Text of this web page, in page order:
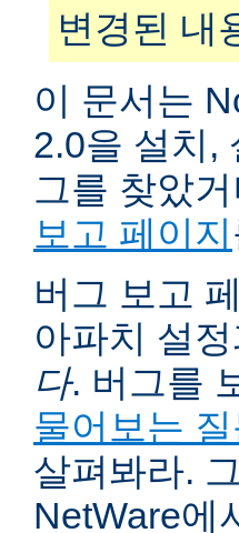
변경된 내
이 문서는
2.0을 설치,
그를 찾았
보고 페이지
버그 보고
아파치 설
다. 버그를
물어보는
살펴봐라.
NetWare에